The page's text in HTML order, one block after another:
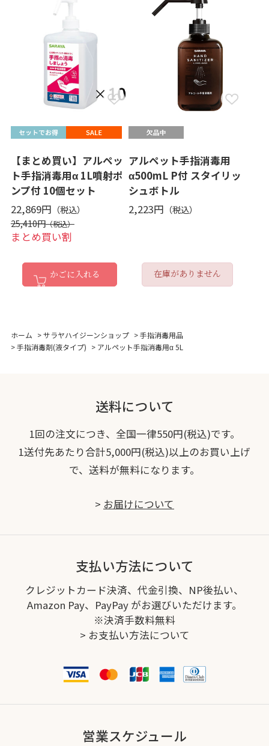
【まとめ買い】アルペッ
ト手指消毒用α 1L噴射ポ
ンプ付 10個セット
22,869円
25,410円
まとめ買い割
かごに入れる
アルペット手指消毒用
α500mL P付 スタイリッ
シュボトル
2,223円
在庫がありません
ホーム >サラヤハイジーンショップ >手指消毒用品
>手指消毒剤(液タイプ) > アルペット手指消毒用α 5L
送料について
1回の注文につき、全国一律550円(税込)です。
1送付先あたり合計5,000円(税込)以上のお買い上げ
で、送料が無料になります。
> お届けについて
支払い方法について
クレジットカード決済、代金引換、NP後払い、
Amazon Pay、PayPay がお選びいただけます。
※決済手数料無料
> お支払い方法について
営業スケジュール